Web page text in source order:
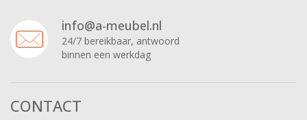
info@a-meubel.nl
24/7 bereikbaar, antwoord
binnen een werkdag
CONTACT